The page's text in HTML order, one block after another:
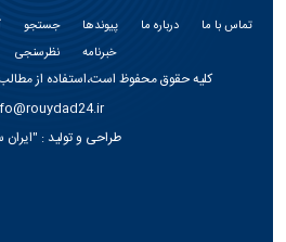
تماس با ما درباره ما پیوندها جستجو
خبرنامه
نظرسنجی
کلیه حقوق محفوظ است،استفاده از مطالب
طراحی و تولید : "ایران